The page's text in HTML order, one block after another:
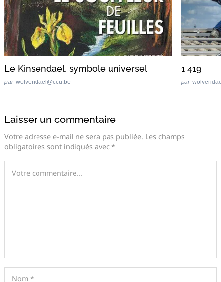
Le Kinsendael, symbole universel
par wolvendael@ccu.be
1 419
par
Laisser un commentaire
Votre adresse e-mail ne sera pas publiée. Les champs
obligatoires sont indiqués avec *